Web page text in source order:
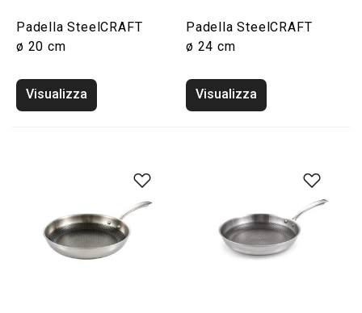
Padella SteelCRAFT
ø 20 cm
Visualizza
Padella SteelCRAFT
ø 24 cm
Visualizza